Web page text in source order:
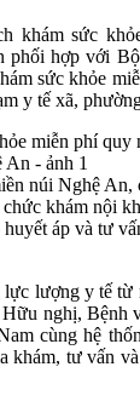
khám sức
phối hợp với
sức khỏe
y tế xã,
núi Nghệ An,
khám nội
áp và tư
lượng y tế từ
nghị,
cùng hệ
khám, tư vấn